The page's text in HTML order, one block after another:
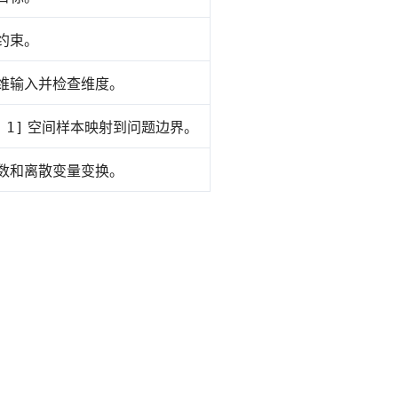
束。
输入并检查维度。
空间样本映射到问题边界。
和离散变量变换。